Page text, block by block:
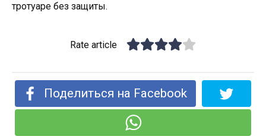
тротуаре без защиты.
Rate article
Поделиться на Facebook